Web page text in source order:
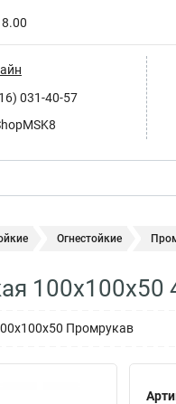
031-40-57
Огнестойкие
100х100х50
Промрукав